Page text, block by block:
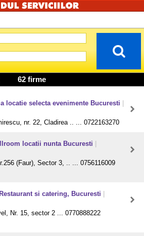
62 firme
locatie selecta evenimente Bucuresti
nr. 22, Cladirea .. ... 0722163270
locatii nunta Bucuresti
(Faur), Sector 3, .. ... 0756116009
si catering, Bucuresti
Nr. 15, sector 2 ... 0770888222